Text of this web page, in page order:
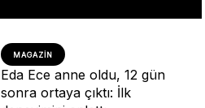
MAGAZIN
Eda Ece anne oldu, 12 gün
sonra ortaya çıktı: İlk